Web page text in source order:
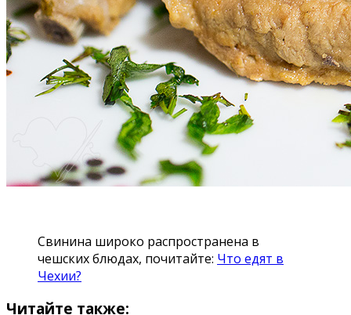
Свинина широко распространена в
чешских блюдах, почитайте: Что едят в
Чехии?
Читайте также: